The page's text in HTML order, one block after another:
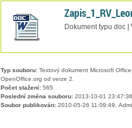
Dokument typu doc |
Typ souboru:Textový dokument Microsoft
OpenOffice.org od verze 2.
Počet stažení:565
Poslední změna souboru:2013-10-01 23:47:36
Soubor publikován:2010-05-26 11:09:49,